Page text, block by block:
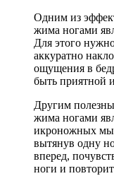
Одним из
жима ногами
Для этого
аккуратно
ощущения в
быть приятной
Другим
жима ногами
икроножных
вытянув одну
вперед,
ноги и